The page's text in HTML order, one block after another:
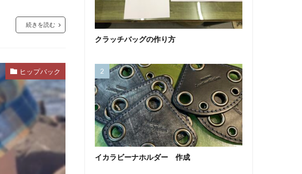
続きを読む
ヒップバック
クラッチバッグの作り方
イカラビーナホルダー 作成